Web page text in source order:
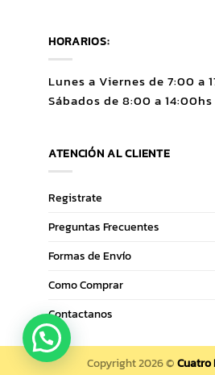
HORARIOS:
Lunes a Viernes de 7:00 a
Sábados de 8:00 a 14:00hs
ATENCIÓN AL CLIENTE
Registrate
Preguntas Frecuentes
Formas de Envío
Como Comprar
Contactanos
Copyright 2026 ©Cuatro